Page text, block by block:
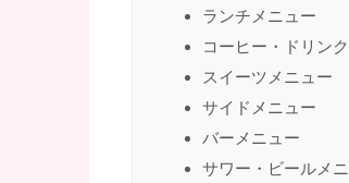
ランチメニュー
コーヒー・ドリン
スイーツメニュー
サイドメニュー
バーメニュー
サワー・ビールメ